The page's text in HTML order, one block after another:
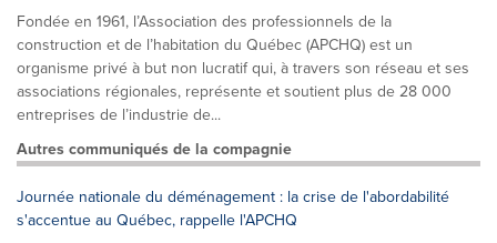
Fondée en 1961, l’Association des professionnels de la
construction et de l’habitation du Québec (APCHQ) est un
organisme privé à but non lucratif qui, à travers son réseau et ses
associations régionales, représente et soutient plus de 28 000
entreprises de l’industrie de...
Autres communiqués de la compagnie
Journée nationale du déménagement : la crise de l'abordabilité
s'accentue au Québec, rappelle l'APCHQ